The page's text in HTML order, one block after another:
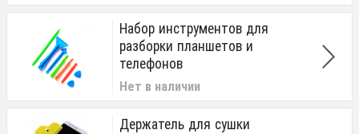
Набор инструментов для
разборки планшетов и
телефонов
Нет в наличии
Держатель для сушки